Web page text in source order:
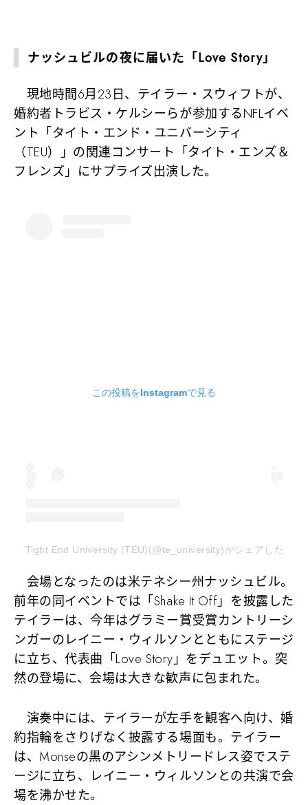
ナッシュビルの夜に届いた「Love Story」
現地時間6月23日、テイラー・スウィフトが、
婚約者トラビス・ケルシーらが参加するNFLイベ
ント「タイト・エンド・ユニバーシティ
（TEU）」の関連コンサート「タイト・エンズ＆
フレンズ」にサプライズ出演した。
この投稿をInstagramで見る
Tight End University (TEU)(@te_university)がシェアした投稿
会場となったのは米テネシー州ナッシュビル。
前年の同イベントでは「Shake It Off」を披露した
テイラーは、今年はグラミー賞受賞カントリーシ
ンガーのレイニー・ウィルソンとともにステージ
に立ち、代表曲「Love Story」をデュエット。突
然の登場に、会場は大きな歓声に包まれた。
演奏中には、テイラーが左手を観客へ向け、婚
約指輪をさりげなく披露する場面も。テイラー
は、Monseの黒のアシンメトリードレス姿でステ
ージに立ち、レイニー・ウィルソンとの共演で会
場を沸かせた。